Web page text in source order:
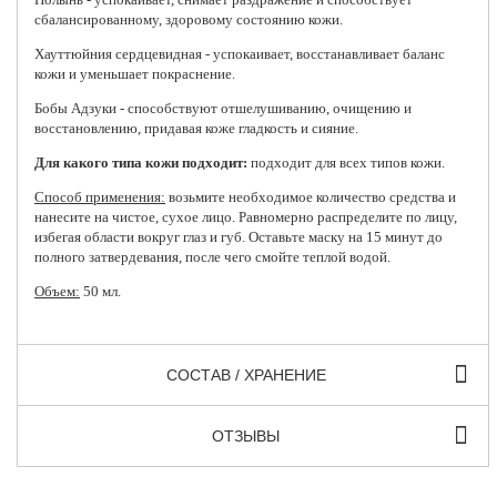
сбалансированному, здоровому состоянию кожи.
Хауттюйния сердцевидная - успокаивает, восстанавливает баланс
кожи и уменьшает покраснение.
Бобы Адзуки - способствуют отшелушиванию, очищению и
восстановлению, придавая коже гладкость и сияние.
Для какого типа кожи подходит: подходит для всех типов кожи.
Способ применения: возьмите необходимое количество средства и
нанесите на чистое, сухое лицо. Равномерно распределите по лицу,
избегая области вокруг глаз и губ. Оставьте маску на 15 минут до
полного затвердевания, после чего смойте теплой водой.
Объем: 50 мл.
СОСТАВ / ХРАНЕНИЕ
ОТЗЫВЫ